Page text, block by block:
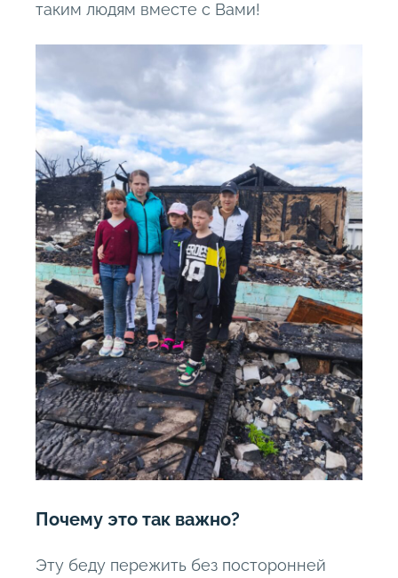
таким людям вместе с Вами!
Почему это так важно?
Эту беду пережить без посторонней